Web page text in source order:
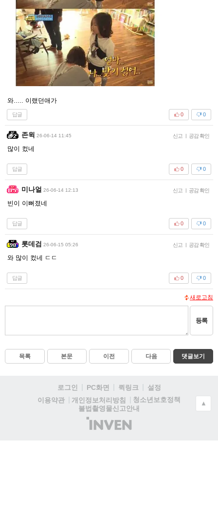
와..... 이랬던애가
답글 0
0
존윅 26-06-14 11:45 신고 | 공감 확인
많이 컸네
답글 0
0
미나얼 26-06-14 12:13 신고 | 공감 확인
빈이 이뻐졌네
답글 0
0
롯데검 26-06-15 05:26 신고 | 공감 확인
와 많이 컸네 ㄷㄷ
답글 0
0
새로고침
등록
목록 본문 이전 다음 댓글보기
로그인 PC화면 퀵링크
설정
이용약관
개인정보처리방침
청소년보호정책
불법촬영물신고안내
(주)
인
▲